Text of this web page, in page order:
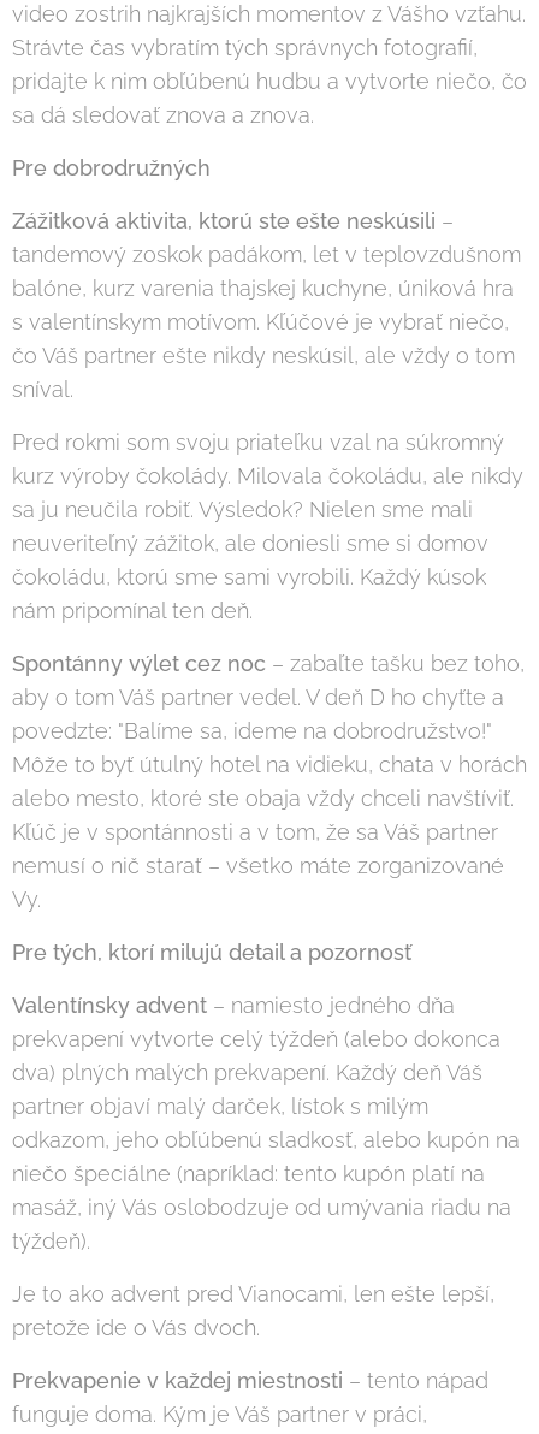
video zostrih najkrajších momentov z Vášho vzťahu.
Strávte čas vybratím tých správnych fotografií,
pridajte k nim obľúbenú hudbu a vytvorte niečo, čo
sa dá sledovať znova a znova.
Pre dobrodružných
Zážitková aktivita, ktorú ste ešte neskúsili –
tandemový zoskok padákom, let v teplovzdušnom
balóne, kurz varenia thajskej kuchyne, úniková hra
s valentínskym motívom. Kľúčové je vybrať niečo,
čo Váš partner ešte nikdy neskúsil, ale vždy o tom
sníval.
Pred rokmi som svoju priateľku vzal na súkromný
kurz výroby čokolády. Milovala čokoládu, ale nikdy
sa ju neučila robiť. Výsledok? Nielen sme mali
neuveriteľný zážitok, ale doniesli sme si domov
čokoládu, ktorú sme sami vyrobili. Každý kúsok
nám pripomínal ten deň.
Spontánny výlet cez noc – zabaľte tašku bez toho,
aby o tom Váš partner vedel. V deň D ho chyťte a
povedzte: "Balíme sa, ideme na dobrodružstvo!"
Môže to byť útulný hotel na vidieku, chata v horách
alebo mesto, ktoré ste obaja vždy chceli navštíviť.
Kľúč je v spontánnosti a v tom, že sa Váš partner
nemusí o nič starať – všetko máte zorganizované
Vy.
Pre tých, ktorí milujú detail a pozornosť
Valentínsky advent – namiesto jedného dňa
prekvapení vytvorte celý týždeň (alebo dokonca
dva) plných malých prekvapení. Každý deň Váš
partner objaví malý darček, lístok s milým
odkazom, jeho obľúbenú sladkosť, alebo kupón na
niečo špeciálne (napríklad: tento kupón platí na
masáž, iný Vás oslobodzuje od umývania riadu na
týždeň).
Je to ako advent pred Vianocami, len ešte lepší,
pretože ide o Vás dvoch.
Prekvapenie v každej miestnosti – tento nápad
funguje doma. Kým je Váš partner v práci,